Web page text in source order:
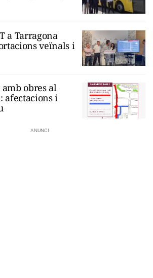
a Tarragona
veïnals i
obres al
afectacions i